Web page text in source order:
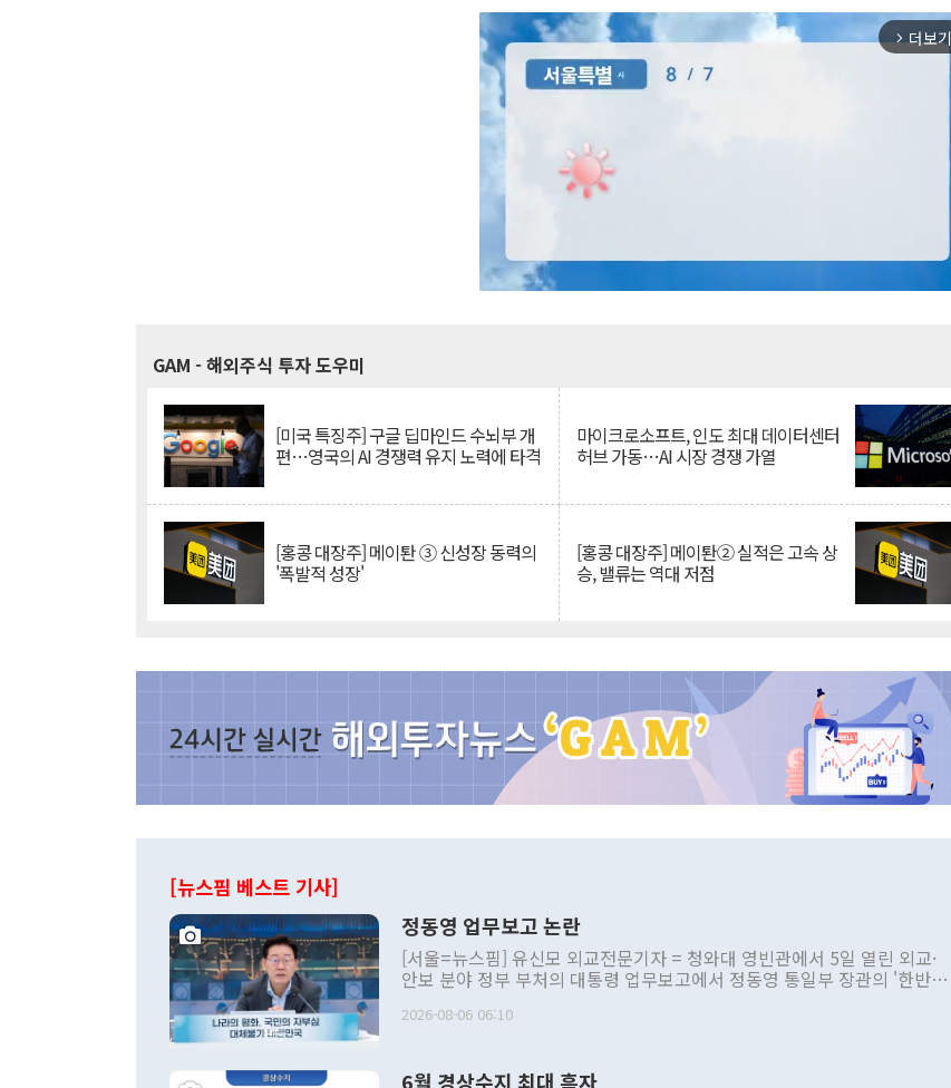
arrow_forward_ios 더보기
GAM - 해외주식 투자 도우미
[미국 특징주] 구글 딥마인드 수뇌부 개
편…영국의 AI 경쟁력 유지 노력에 타격
마이크로소프트, 인도 최대 데이터센터
허브 가동…AI 시장 경쟁 가열
[홍콩 대장주] 메이퇀 ③ 신성장 동력의
'폭발적 성장'
[홍콩 대장주] 메이퇀② 실적은 고속 상
승, 밸류는 역대 저점
[뉴스핌 베스트 기사]
정동영 업무보고 논란
[서울=뉴스핌] 유신모 외교전문기자 = 청와대 영빈관에서 5일 열린 외교·
안보 분야 정부 부처의 대통령 업무보고에서 정동영 통일부 장관의 '한반도
발언 중에는 정부 내 조율을 거치지 않은 사안을 정책으로 추진하겠다고 공
2026-08-06 06:10
6월 경상수지 최대 흑자